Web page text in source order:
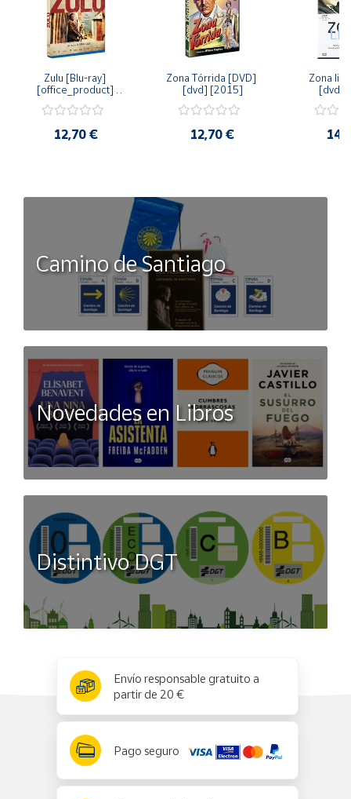
Zulu [Blu-ray]
[office_product]
12,70 €
Zona Tórrida [DVD]
[dvd] [2015]
12,70 €
Zona
[dvd]
Camino de Santiago
Novedades en Libros
Distintivo DGT
Envío responsable gratuito a
partir de 20 €
Pago seguro